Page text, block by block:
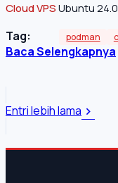
Cloud VPSUbuntu
Tag: podman
Baca Selengkapnya
Entri lebih lama